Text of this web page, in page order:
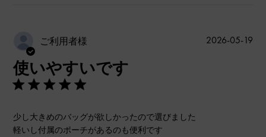
ご利用者様
使いやすいです
少し大きめのバッグが欲しかったので選びました
軽いし付属のポーチがあるのも便利です
公
2026-05-19